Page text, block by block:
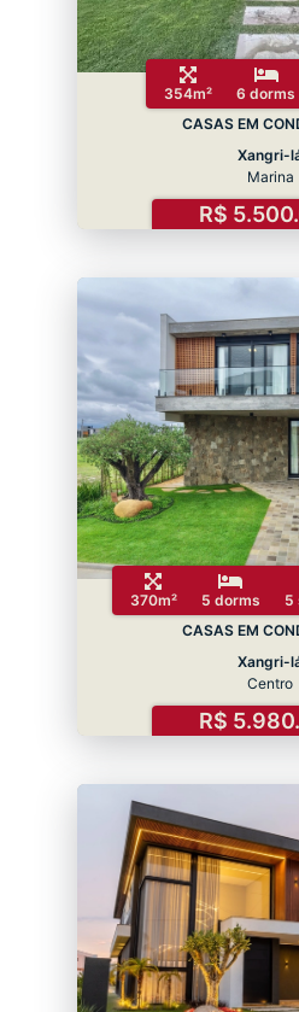
354m² 6 dorms
CASAS EM
Xangri-
Marina
R$
370m² 5 dorms 5
CASAS EM
Xangri-
Centro
R$